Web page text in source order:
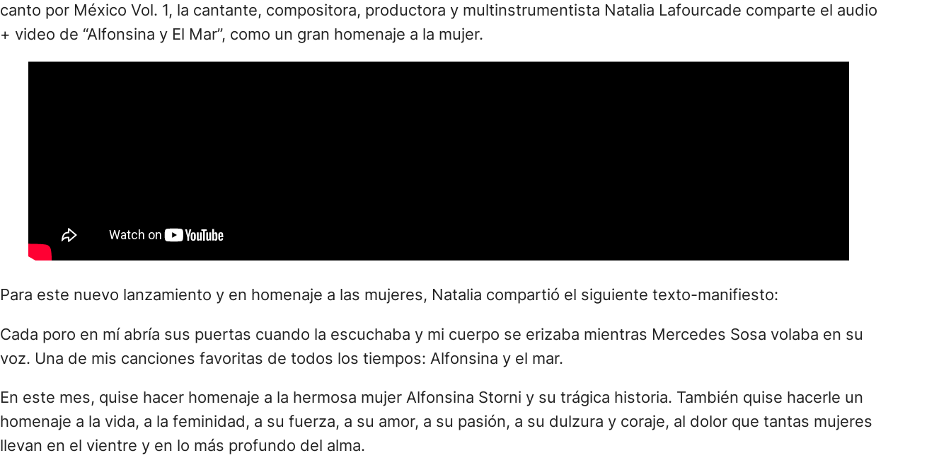
canto por México Vol. 1, la cantante, compositora, productora y multinstrumentista Natalia Lafourcade comparte el audio
+ video de “Alfonsina y El Mar”, como un gran homenaje a la mujer.
Para este nuevo lanzamiento y en homenaje a las mujeres, Natalia compartió el siguiente texto-manifiesto:
Cada poro en mí abría sus puertas cuando la escuchaba y mi cuerpo se erizaba mientras Mercedes Sosa volaba en su
voz. Una de mis canciones favoritas de todos los tiempos: Alfonsina y el mar.
En este mes, quise hacer homenaje a la hermosa mujer Alfonsina Storni y su trágica historia. También quise hacerle un
homenaje a la vida, a la feminidad, a su fuerza, a su amor, a su pasión, a su dulzura y coraje, al dolor que tantas mujeres
llevan en el vientre y en lo más profundo del alma.